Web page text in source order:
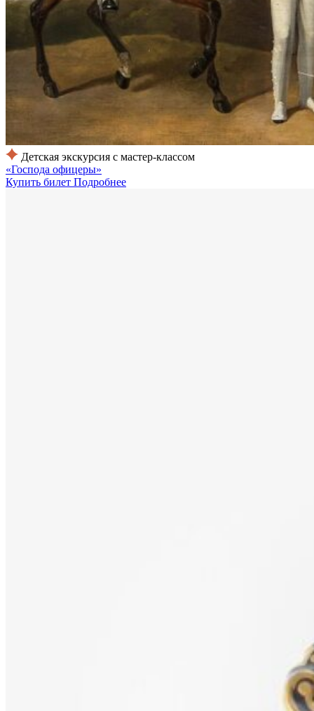
Детская экскурсия с мастер-классом
«Господа офицеры»
Купить билет Подробнее